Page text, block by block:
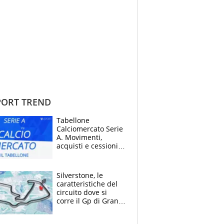
TREND
Tabellone
Calciomercato Serie
A. Movimenti,
acquisti e cessioni:
Silverstone, le
caratteristiche del
circuito dove si
corre il Gp di Gran